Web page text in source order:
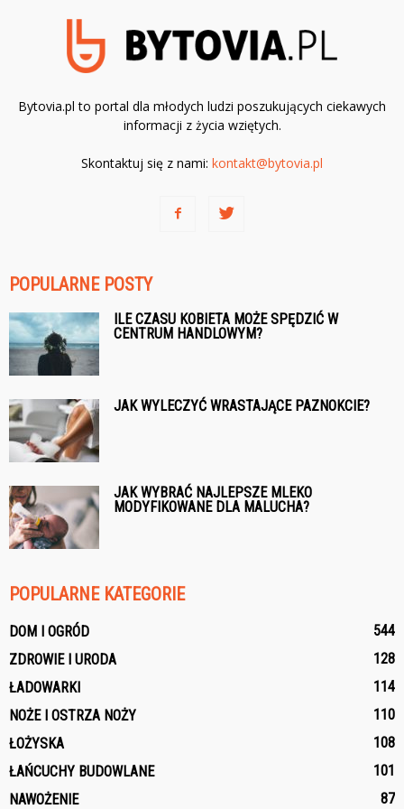
Bytovia.pl to portal dla młodych ludzi poszukujących ciekawych
informacji z życia wziętych.
Skontaktuj się z nami: kontakt@bytovia.pl
POPULARNE POSTY
ILE CZASU KOBIETA MOŻE SPĘDZIĆ W
CENTRUM HANDLOWYM?
JAK WYLECZYĆ WRASTAJĄCE PAZNOKCIE?
JAK WYBRAĆ NAJLEPSZE MLEKO
MODYFIKOWANE DLA MALUCHA?
POPULARNE KATEGORIE
DOM I OGRÓD
544
ZDROWIE I URODA
128
ŁADOWARKI
114
NOŻE I OSTRZA NOŻY
110
ŁOŻYSKA
108
ŁAŃCUCHY BUDOWLANE
101
NAWOŻENIE
87